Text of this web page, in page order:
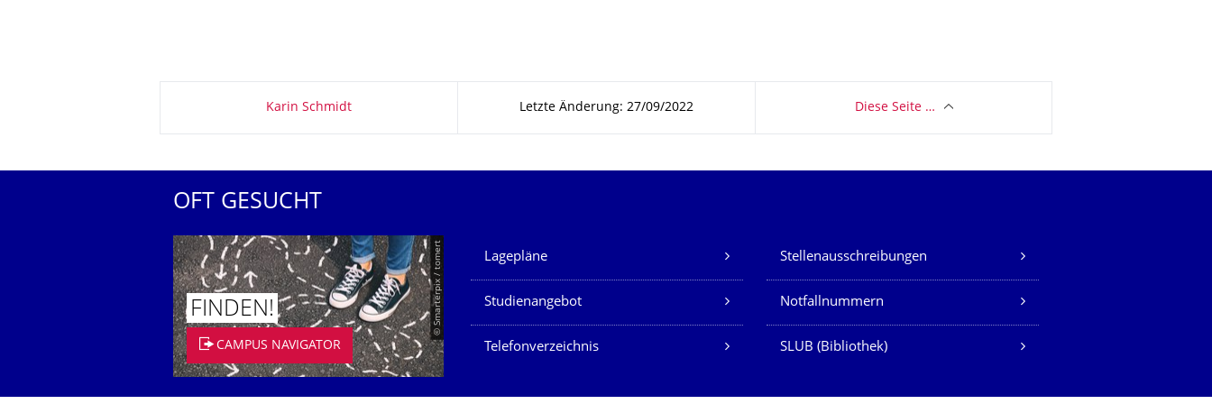
Karin Schmidt Letzte Änderung: 27/09/2022 Diese Seite …
OFT GESUCHT
© Smarterpix / tomert
FINDEN!
CAMPUS NAVIGATOR
Unsere Dienste
Lagepläne Stellenausschreibungen
Studienangebot Notfallnummern
Telefonverzeichnis SLUB (Bibliothek)